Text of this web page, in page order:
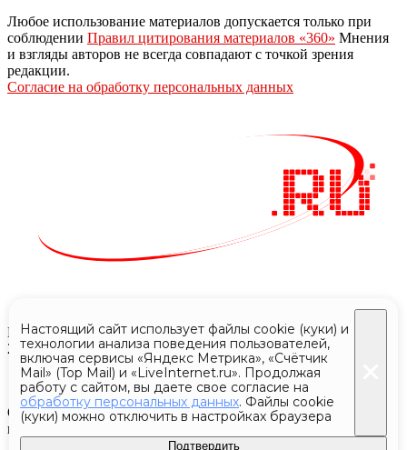
Любое использование материалов допускается только при
соблюдении Правил цитирования материалов «360» Мнения
и взгляды авторов не всегда совпадают с точкой зрения
редакции.
Согласие на обработку персональных данных
Все права защищены © АО «Телеканал 360»
2024 - 2026
Отдельные публикации могут содержать информацию, не
предназначенную для пользователей до 18 лет
Настоящий сайт использует файлы cookie (куки) и
технологии анализа поведения пользователей,
включая сервисы «Яндекс Метрика», «Счётчик
Mail» (Top Mail) и «LiveInternet.ru». Продолжая
работу с сайтом, вы даете свое согласие на
обработку персональных данных. Файлы cookie
(куки) можно отключить в настройках браузера
Подтвердить